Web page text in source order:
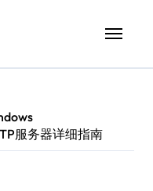
服务器详细指南